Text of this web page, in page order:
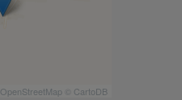
OpenStreetMap © CartoDB